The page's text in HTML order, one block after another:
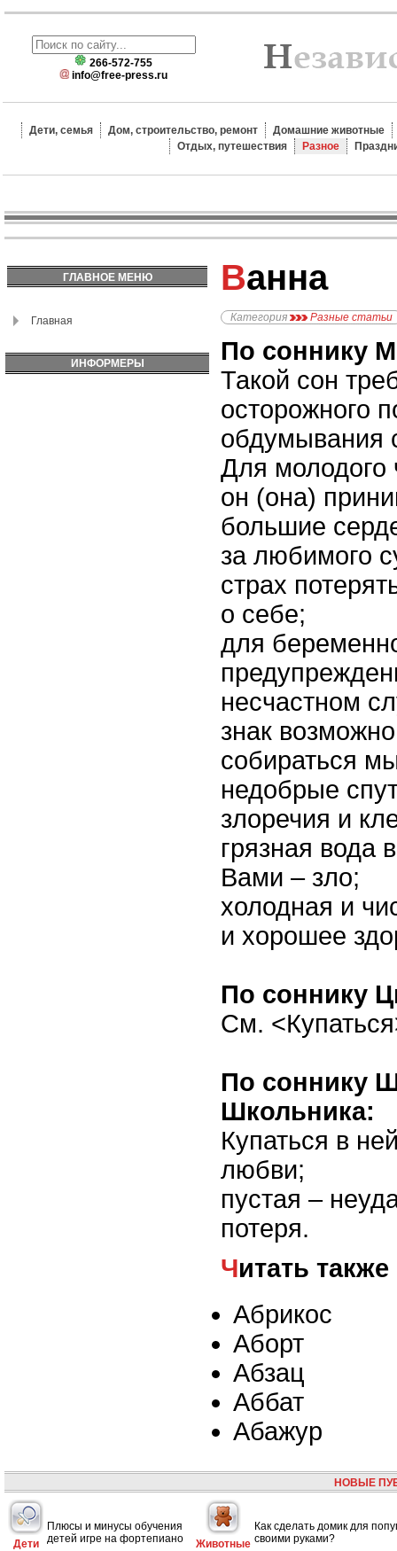
266-572-755
info@free-press.ru
Дети, семья Дом, строительство, ремонт
Домашние животные
Отдых, путешествия
Разное
ГЛАВНОЕ МЕНЮ
Главная
ИНФОРМЕРЫ
Ванна
Категория Разные статьи
По соннику
Такой сон
осторожного
обдумывания
Для молодого
он (она)
большие
за любимого
страх
о себе;
для
несчастном
знак
собираться
недобрые
злоречия и
грязная вода
Вами – зло;
холодная и
и хорошее
По соннику
См.
По соннику
Школьника:
Купаться в
любви;
пустая –
потеря.
Читать также
Абрикос
Аборт
Абзац
Аббат
Абажур
НОВЫЕ
Дети
Плюсы и минусы обучения
детей игре на фортепиано
Животные
Как сделать домик для
своими руками?